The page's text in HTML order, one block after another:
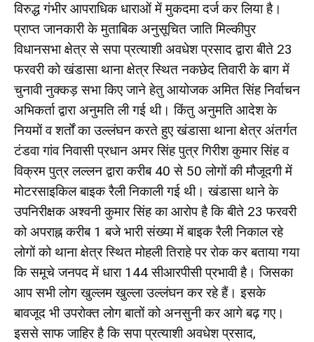
विरुद्ध गंभीर आपराधिक धाराओं में मुकदमा दर्ज कर लिया है।
प्राप्त जानकारी के मुताबिक अनुसूचित जाति मिल्कीपुर
विधानसभा क्षेत्र से सपा प्रत्याशी अवधेश प्रसाद द्वारा बीते 23
फरवरी को खंडासा थाना क्षेत्र स्थित नकछेद तिवारी के बाग में
चुनावी नुक्कड़ सभा किए जाने हेतु आयोजक अमित सिंह निर्वाचन
अभिकर्ता द्वारा अनुमति ली गई थी। किंतु अनुमति आदेश के
नियमों व शर्तों का उल्लंघन करते हुए खंडासा थाना क्षेत्र अंतर्गत
टंडवा गांव निवासी प्रधान अमर सिंह पुत्र गिरीश कुमार सिंह व
विक्रम पुत्र लल्लन द्वारा करीब 40 से 50 लोगों की मौजूदगी में
मोटरसाइकिल बाइक रैली निकाली गई थी। खंडासा थाने के
उपनिरीक्षक अश्वनी कुमार सिंह का आरोप है कि बीते 23 फरवरी
को अपराह्न करीब 1 बजे भारी संख्या में बाइक रैली निकाल रहे
लोगों को थाना क्षेत्र स्थित मोहली तिराहे पर रोक कर बताया गया
कि समूचे जनपद में धारा 144 सीआरपीसी प्रभावी है। जिसका
आप सभी लोग खुल्लम खुल्ला उल्लंघन कर रहे हैं। इसके
बावजूद भी उपरोक्त लोग बातों को अनसुनी कर आगे बढ़ गए।
इससे साफ जाहिर है कि सपा प्रत्याशी अवधेश प्रसाद,